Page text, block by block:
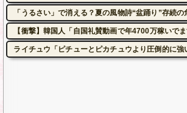
「うるさい」で消える？夏の風物詩“盆踊り”存続
【衝撃】韓国人「自国礼賛動画で年4700万稼い
ライチュウ「ピチューとピカチュウより圧倒的に